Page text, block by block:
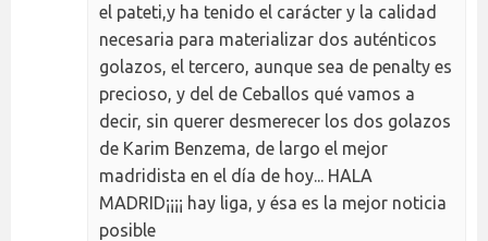
el pateti,y ha tenido el carácter y la calidad
necesaria para materializar dos auténticos
golazos, el tercero, aunque sea de penalty es
precioso, y del de Ceballos qué vamos a
decir, sin querer desmerecer los dos golazos
de Karim Benzema, de largo el mejor
madridista en el día de hoy... HALA
MADRID¡¡¡¡ hay liga, y ésa es la mejor noticia
posible